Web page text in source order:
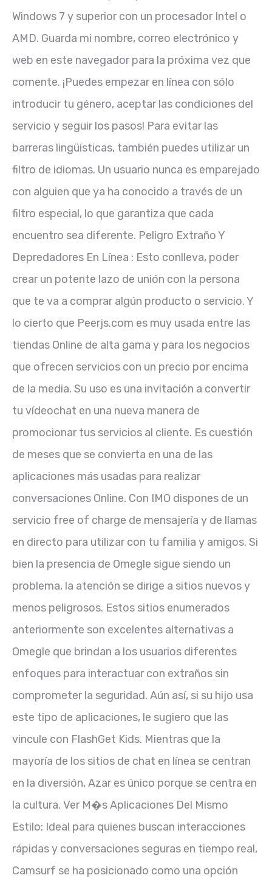
Windows 7 y superior con un procesador Intel o
AMD. Guarda mi nombre, correo electrónico y
web en este navegador para la próxima vez que
comente. ¡Puedes empezar en línea con sólo
introducir tu género, aceptar las condiciones del
servicio y seguir los pasos! Para evitar las
barreras lingüísticas, también puedes utilizar un
filtro de idiomas. Un usuario nunca es emparejado
con alguien que ya ha conocido a través de un
filtro especial, lo que garantiza que cada
encuentro sea diferente. Peligro Extraño Y
Depredadores En Línea : Esto conlleva, poder
crear un potente lazo de unión con la persona
que te va a comprar algún producto o servicio. Y
lo cierto que Peerjs.com es muy usada entre las
tiendas Online de alta gama y para los negocios
que ofrecen servicios con un precio por encima
de la media. Su uso es una invitación a convertir
tu vídeochat en una nueva manera de
promocionar tus servicios al cliente. Es cuestión
de meses que se convierta en una de las
aplicaciones más usadas para realizar
conversaciones Online. Con IMO dispones de un
servicio free of charge de mensajería y de llamas
en directo para utilizar con tu familia y amigos. Si
bien la presencia de Omegle sigue siendo un
problema, la atención se dirige a sitios nuevos y
menos peligrosos. Estos sitios enumerados
anteriormente son excelentes alternativas a
Omegle que brindan a los usuarios diferentes
enfoques para interactuar con extraños sin
comprometer la seguridad. Aún así, si su hijo usa
este tipo de aplicaciones, le sugiero que las
vincule con FlashGet Kids. Mientras que la
mayoría de los sitios de chat en línea se centran
en la diversión, Azar es único porque se centra en
la cultura. Ver M�s Aplicaciones Del Mismo
Estilo: Ideal para quienes buscan interacciones
rápidas y conversaciones seguras en tiempo real,
Camsurf se ha posicionado como una opción